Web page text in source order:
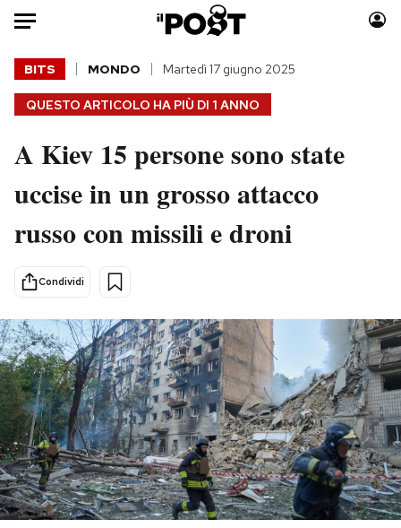
Auto
HOME
Italia
Politica
Tecnologia
Scienza
Economia
Sport
Moda
Consumismi
Storie/Idee
Altrecose
Mondiali calcio 2026
PODCAST
NEWSLETTER
QUESTO ARTICOLO HA PIÙ DI 1 ANNO
BITS MONDO Martedì 17 giugno 2025
A Kiev 15 persone sono state
uccise in un grosso attacco
russo con missili e droni
Condividi